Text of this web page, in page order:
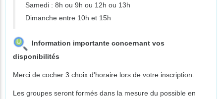
Samedi : 8h ou 9h ou 12h ou 13h
Dimanche entre 10h et 15h
Information importante concernant vos
disponibilités
Merci de cocher 3 choix d'horaire lors de votre inscription.
Les groupes seront formés dans la mesure du possible en